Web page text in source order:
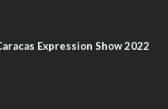
Expression Show 2022